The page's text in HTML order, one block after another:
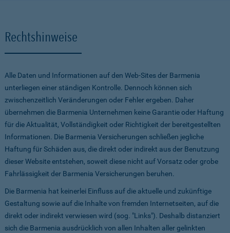
Rechtshinweise
Alle Daten und Informationen auf den Web-Sites der Barmenia
unterliegen einer ständigen Kontrolle. Dennoch können sich
zwischenzeitlich Veränderungen oder Fehler ergeben. Daher
übernehmen die Barmenia Unternehmen keine Garantie oder Haftung
für die Aktualität, Vollständigkeit oder Richtigkeit der bereitgestellten
Informationen. Die Barmenia Versicherungen schließen jegliche
Haftung für Schäden aus, die direkt oder indirekt aus der Benutzung
dieser Website entstehen, soweit diese nicht auf Vorsatz oder grobe
Fahrlässigkeit der Barmenia Versicherungen beruhen.
Die Barmenia hat keinerlei Einfluss auf die aktuelle und zukünftige
Gestaltung sowie auf die Inhalte von fremden Internetseiten, auf die
direkt oder indirekt verwiesen wird (sog. "Links"). Deshalb distanziert
sich die Barmenia ausdrücklich von allen Inhalten aller gelinkten